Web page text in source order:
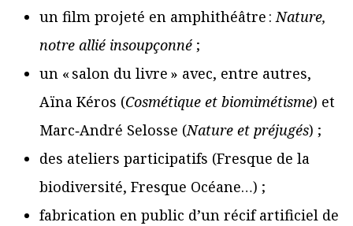
un film projeté en amphithéâtre :Nature,
notre allié insoupçonné ;
un « salon du livre » avec, entre autres,
Aïna Kéros (Cosmétique et biomimétisme) et
Marc‑André Selosse (Nature et préjugés) ;
des ateliers participatifs (Fresque de la
biodiversité, Fresque Océane…) ;
fabrication en public d’un récif artificiel de